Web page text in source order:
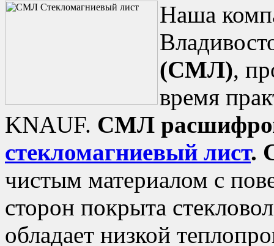
Наша
(СМЛ),
время
KNAUF. СМЛ
стекломагниевый лист.
чистым материалом с
сторон покрыта
обладает низкой